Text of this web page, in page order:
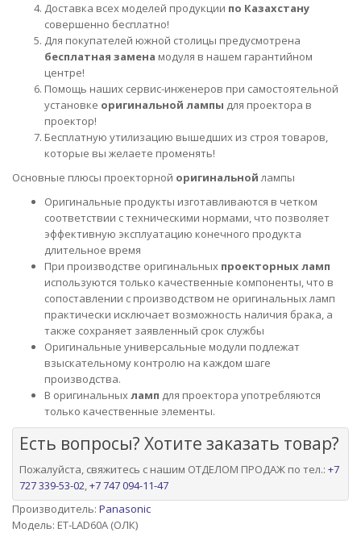
Доставка всех моделей продукции по Казахстану
совершенно бесплатно!
Для покупателей южной столицы предусмотрена
бесплатная замена модуля в нашем гарантийном
центре!
Помощь наших сервис-инженеров при самостоятельной
установке оригинальной лампы для проектора в
проектор!
Бесплатную утилизацию вышедших из строя товаров,
которые вы желаете променять!
Основные плюсы проекторной оригинальнойлампы
Оригинальные продукты изготавливаются в четком
соответствии с техническими нормами, что позволяет
эффективную эксплуатацию конечного продукта
длительное время
При производстве оригинальных проекторных ламп
используются только качественные компоненты, что в
сопоставлении с производством не оригинальных ламп
практически исключает возможность наличия брака, а
также сохраняет заявленный срок службы
Оригинальные универсальные модули подлежат
взыскательному контролю на каждом шаге
производства.
В оригинальныхламп для проектора употребляются
только качественные элементы.
Есть вопросы? Хотите заказать товар?
Пожалуйста, свяжитесь с нашим ОТДЕЛОМ ПРОДАЖ по тел.: +7
727 339-53-02,+7 747 094-11-47
Производитель: Panasonic
Модель: ET-LAD60A (ОЛК)